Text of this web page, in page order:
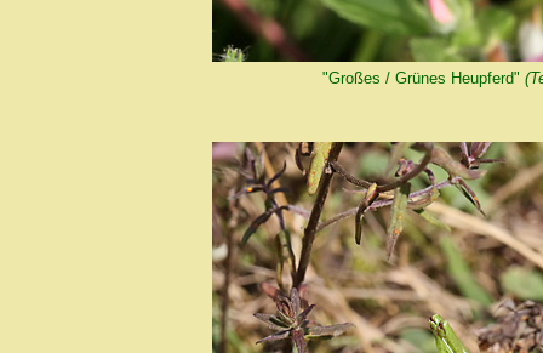
"Großes / Grünes Heupferd"